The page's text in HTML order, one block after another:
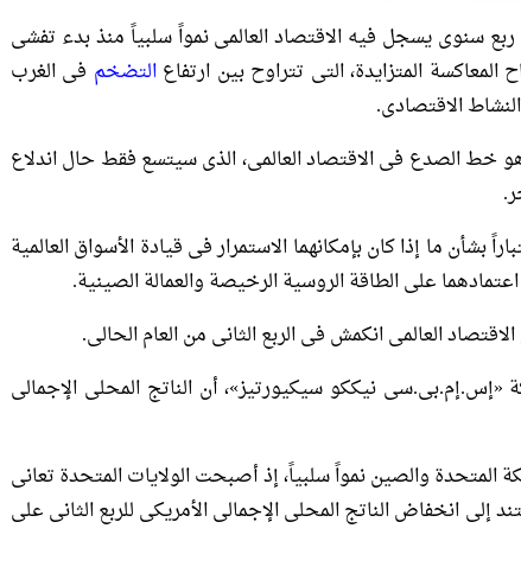
سنوى يسجل فيه الاقتصاد العالمى نمواً سلبياً منذ بدء تفشى
المتزايدة، التى تتراوح بين ارتفاع التضخم فى الغرب
الاقتصادى.
الصدع فى الاقتصاد العالمى، الذى سيتسع فقط حال اندلاع
بشأن ما إذا كان بإمكانهما الاستمرار فى قيادة الأسواق العالمية
على الطاقة الروسية الرخيصة والعمالة الصينية.
العالمى انكمش فى الربع الثانى من العام الحالى.
«إس.إم.بى.سى نيككو سيكيورتيز»، أن الناتج المحلى الإجمالى
المتحدة والصين نمواً سلبياً، إذ أصبحت الولايات المتحدة تعانى
انخفاض الناتج المحلى الإجمالى الأمريكى للربع الثانى على